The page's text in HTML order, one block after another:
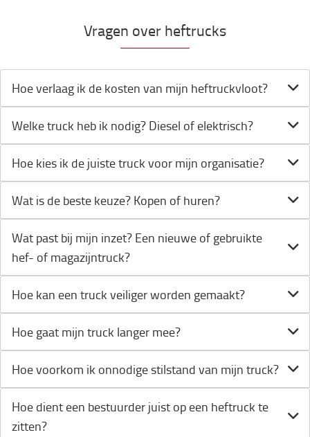
Vragen over heftrucks
Hoe verlaag ik de kosten van mijn heftruckvloot?
Welke truck heb ik nodig? Diesel of elektrisch?
Hoe kies ik de juiste truck voor mijn organisatie?
Wat is de beste keuze? Kopen of huren?
Wat past bij mijn inzet? Een nieuwe of gebruikte
hef- of magazijntruck?
Hoe kan een truck veiliger worden gemaakt?
Hoe gaat mijn truck langer mee?
Hoe voorkom ik onnodige stilstand van mijn truck?
Hoe dient een bestuurder juist op een heftruck te
zitten?